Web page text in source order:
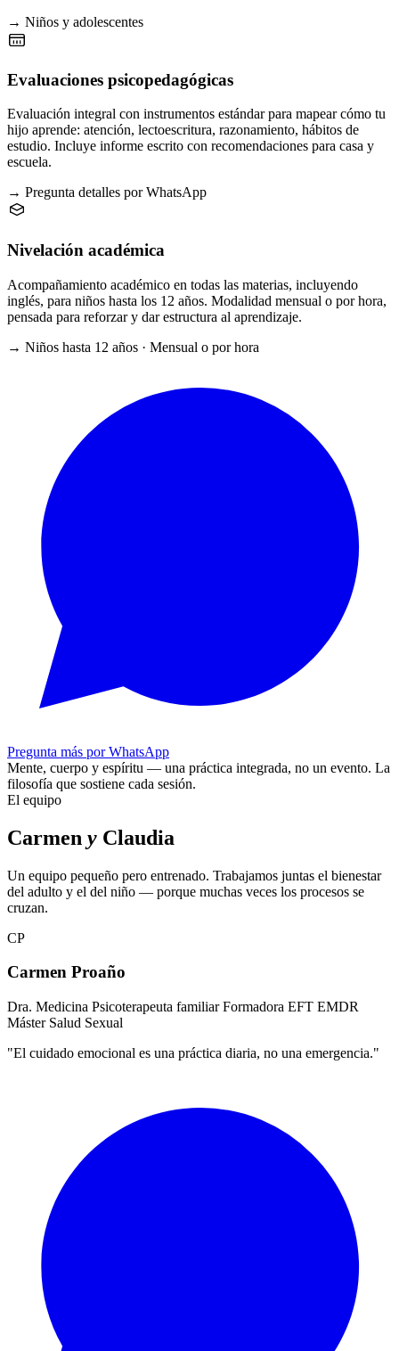
→ Niños y adolescentes
Evaluaciones psicopedagógicas
Evaluación integral con instrumentos estándar para mapear cómo tu
hijo aprende: atención, lectoescritura, razonamiento, hábitos de
estudio. Incluye informe escrito con recomendaciones para casa y
escuela.
→ Pregunta detalles por WhatsApp
Nivelación académica
Acompañamiento académico en todas las materias, incluyendo
inglés, para niños hasta los 12 años. Modalidad mensual o por hora,
pensada para reforzar y dar estructura al aprendizaje.
→ Niños hasta 12 años · Mensual o por hora
Pregunta más por WhatsApp
Mente, cuerpo y espíritu — una práctica integrada, no un evento. La
filosofía que sostiene cada sesión.
El equipo
Carmen y Claudia
Un equipo pequeño pero entrenado. Trabajamos juntas el bienestar
del adulto y el del niño — porque muchas veces los procesos se
cruzan.
CP
Carmen Proaño
Dra. Medicina Psicoterapeuta familiar Formadora EFT EMDR
Máster Salud Sexual
"El cuidado emocional es una práctica diaria, no una emergencia."